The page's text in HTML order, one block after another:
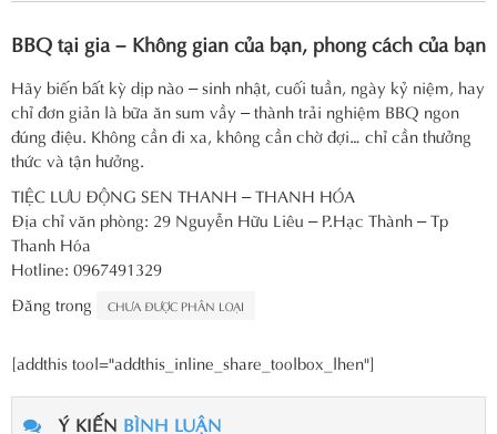
BBQ tại gia – Không gian của bạn, phong cách của bạn
Hãy biến bất kỳ dịp nào – sinh nhật, cuối tuần, ngày kỷ niệm, hay
chỉ đơn giản là bữa ăn sum vầy – thành trải nghiệm BBQ ngon
đúng điệu. Không cần đi xa, không cần chờ đợi… chỉ cần thưởng
thức và tận hưởng.
TIỆC LƯU ĐỘNG SEN THANH – THANH HÓA
Địa chỉ văn phòng: 29 Nguyễn Hữu Liêu – P.Hạc Thành – Tp
Thanh Hóa
Hotline: 0967491329
Đăng trong
CHƯA ĐƯỢC PHÂN LOẠI
[addthis tool="addthis_inline_share_toolbox_lhen"]
Ý KIẾN BÌNH LUẬN